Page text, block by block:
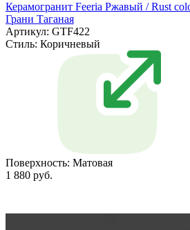
Керамогранит Feeria Ржавый / Rust
Грани Таганая
Артикул: GTF422
Стиль: Коричневый
Поверхность: Матовая
1 880 руб.